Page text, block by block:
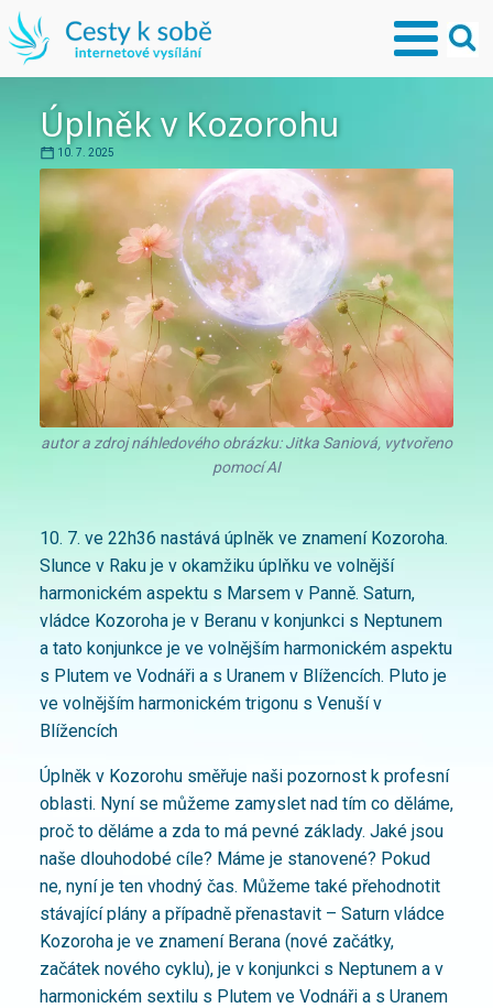
Úplněk v Kozorohu
10. 7. 2025
autor a zdroj náhledového obrázku: Jitka Saniová, vytvořeno
pomocí AI
10. 7. ve 22h36 nastává úplněk ve znamení Kozoroha.
Slunce v Raku je v okamžiku úplňku ve volnější
harmonickém aspektu s Marsem v Panně. Saturn,
vládce Kozoroha je v Beranu v konjunkci s Neptunem
a tato konjunkce je ve volnějším harmonickém aspektu
s Plutem ve Vodnáři a s Uranem v Blížencích. Pluto je
ve volnějším harmonickém trigonu s Venuší v
Blížencích
Úplněk v Kozorohu směřuje naši pozornost k profesní
oblasti. Nyní se můžeme zamyslet nad tím co děláme,
proč to děláme a zda to má pevné základy. Jaké jsou
naše dlouhodobé cíle? Máme je stanovené? Pokud
ne, nyní je ten vhodný čas. Můžeme také přehodnotit
stávající plány a případně přenastavit – Saturn vládce
Kozoroha je ve znamení Berana (nové začátky,
začátek nového cyklu), je v konjunkci s Neptunem a v
harmonickém sextilu s Plutem ve Vodnáři a s Uranem